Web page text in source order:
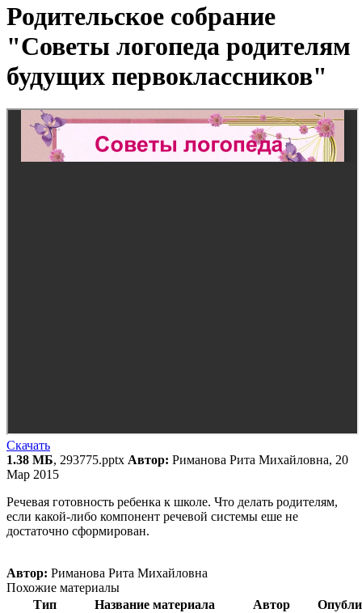
Родительское собрание
"Советы логопеда родителям
будущих первоклассников"
Скачать
1.38 МБ, 293775.pptx Автор: Риманова Рита Михайловна, 20
Мар 2015
Речевая готовность ребенка к школе. Что делать родителям,
если какой-либо компонент речевой системы еше не
достаточно сформирован.
Автор: Риманова Рита Михайловна
Похожие материалы
Тип
Название материала Автор